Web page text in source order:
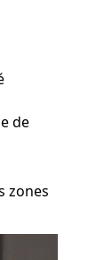
de
zones